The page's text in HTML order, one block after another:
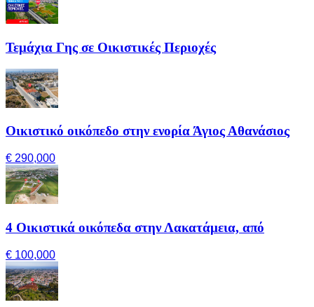
Τεμάχια Γης σε Οικιστικές Περιοχές
Οικιστικό οικόπεδο στην ενορία Άγιος Αθανάσιος
€ 290,000
4 Οικιστικά οικόπεδα στην Λακατάμεια, από
€ 100,000